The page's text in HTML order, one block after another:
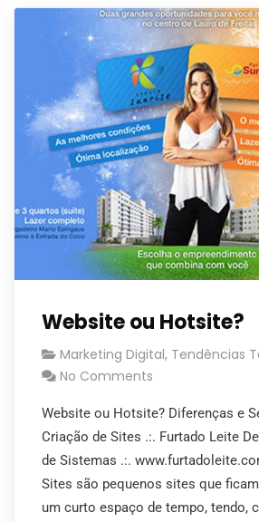
Website ou Hotsite?
Marketing Digital, Tendências
No Comments
Website ou Hotsite? Diferenças e
Criação de Sites .:. Furtado Leite
de Sistemas .:.
Sites são pequenos sites que
um curto espaço de tempo, tendo,